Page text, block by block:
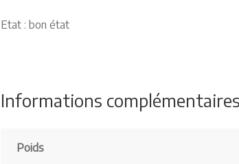
Etat : bon état
Informations complémentaires
Poids